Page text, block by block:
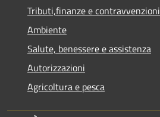
Tributi,finanze e contravvenzioni
Ambiente
Salute, benessere e assistenza
Autorizzazioni
Agricoltura e pesca